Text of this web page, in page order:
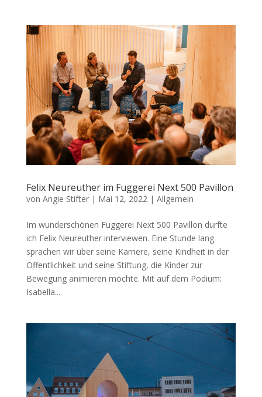
Felix Neureuther im Fuggerei Next 500 Pavillon
von Angie Stifter| Mai 12, 2022| Allgemein
Im wunderschönen Fuggerei Next 500 Pavillon durfte
ich Felix Neureuther interviewen. Eine Stunde lang
sprachen wir über seine Karriere, seine Kindheit in der
Öffentlichkeit und seine Stiftung, die Kinder zur
Bewegung animieren möchte. Mit auf dem Podium:
Isabella...